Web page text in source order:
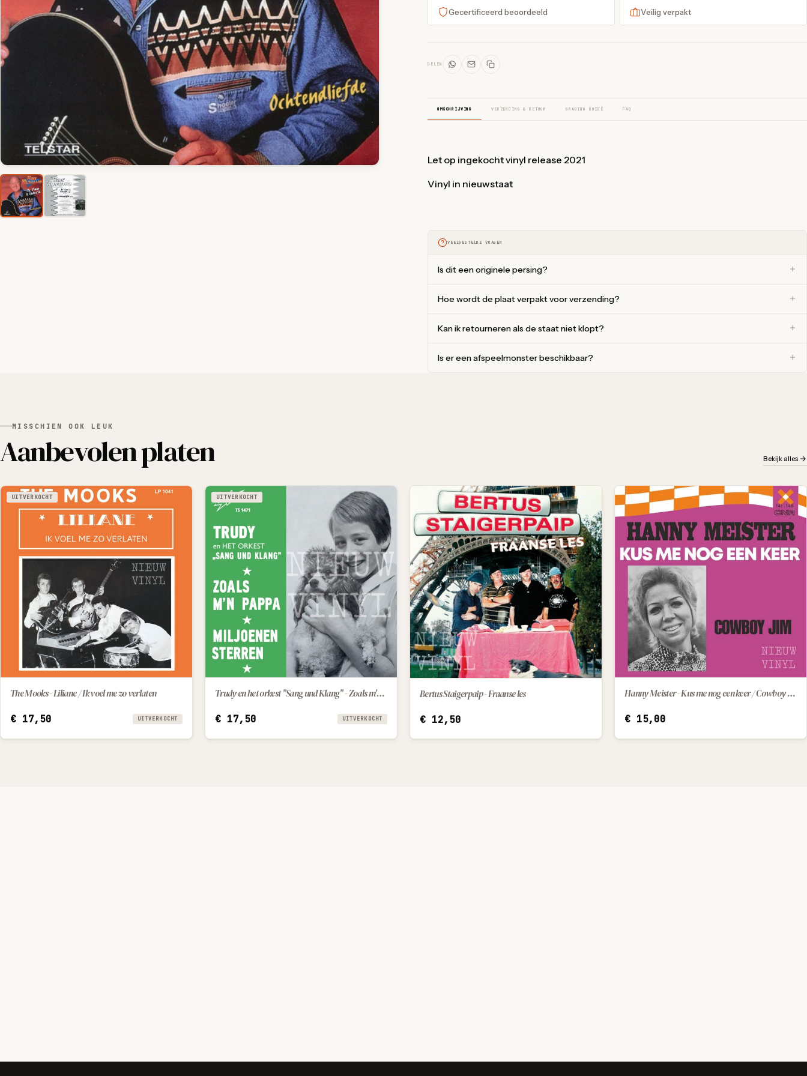
Gecertificeerd beoordeeld Veilig verpakt
DELEN
OMSCHRIJVING VERZENDING & RETOUR GRADING GUIDE FAQ
Let op ingekocht vinyl release 2021
Vinyl in nieuwstaat
VEELGESTELDE VRAGEN
Is dit een originele persing?
Hoe wordt de plaat verpakt voor verzending?
Kan ik retourneren als de staat niet klopt?
Is er een afspeelmonster beschikbaar?
MISSCHIEN OOK LEUK
Aanbevolen platen Bekijk alles
UITVERKOCHT
The Mooks - Liliane / Ik voel me zo verlaten
€17,50 UITVERKOCHT
UITVERKOCHT
Trudy en het orkest "Sang und Klang" - Zoals m'n papa / Miljoenen sterren
€17,50 UITVERKOCHT
IN WINKELWAGEN
Bertus Staigerpaip - Fraanse les
€12,50
IN WINKELWAGEN Hanny Meister - Kus me nog een keer / Cowboy Jim
€15,00